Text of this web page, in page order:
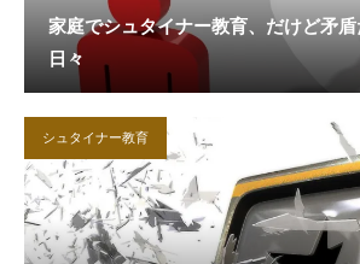
家庭でシュタイナー教育、だけど矛
日々
シュタイナー教育